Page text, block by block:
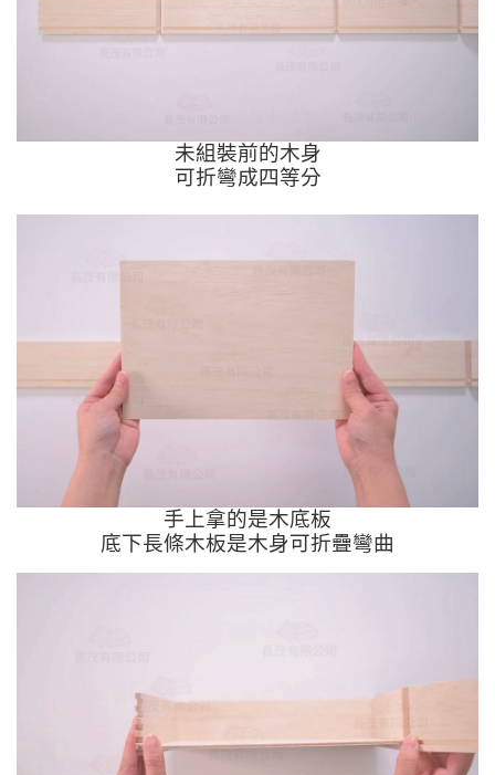
未組裝前的木身
可折彎成四等分
手上拿的是木底板
底下長條木板是木身可折疊彎曲